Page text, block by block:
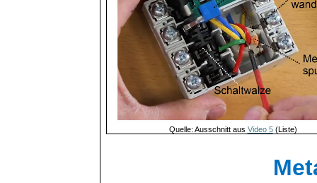
Quelle: Ausschnitt aus Video 5(Liste)